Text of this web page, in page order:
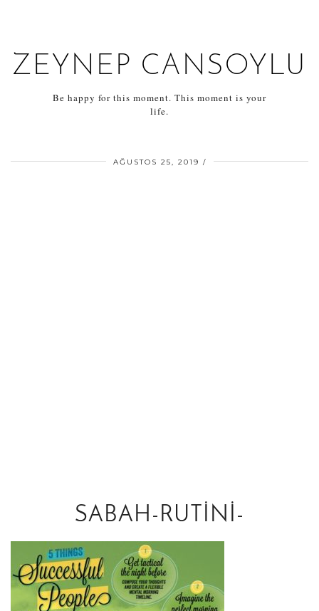
ZEYNEP CANSOYLU
Be happy for this moment. This moment is your
life.
AĞUSTOS 25, 2019
SABAH-RUTINI-